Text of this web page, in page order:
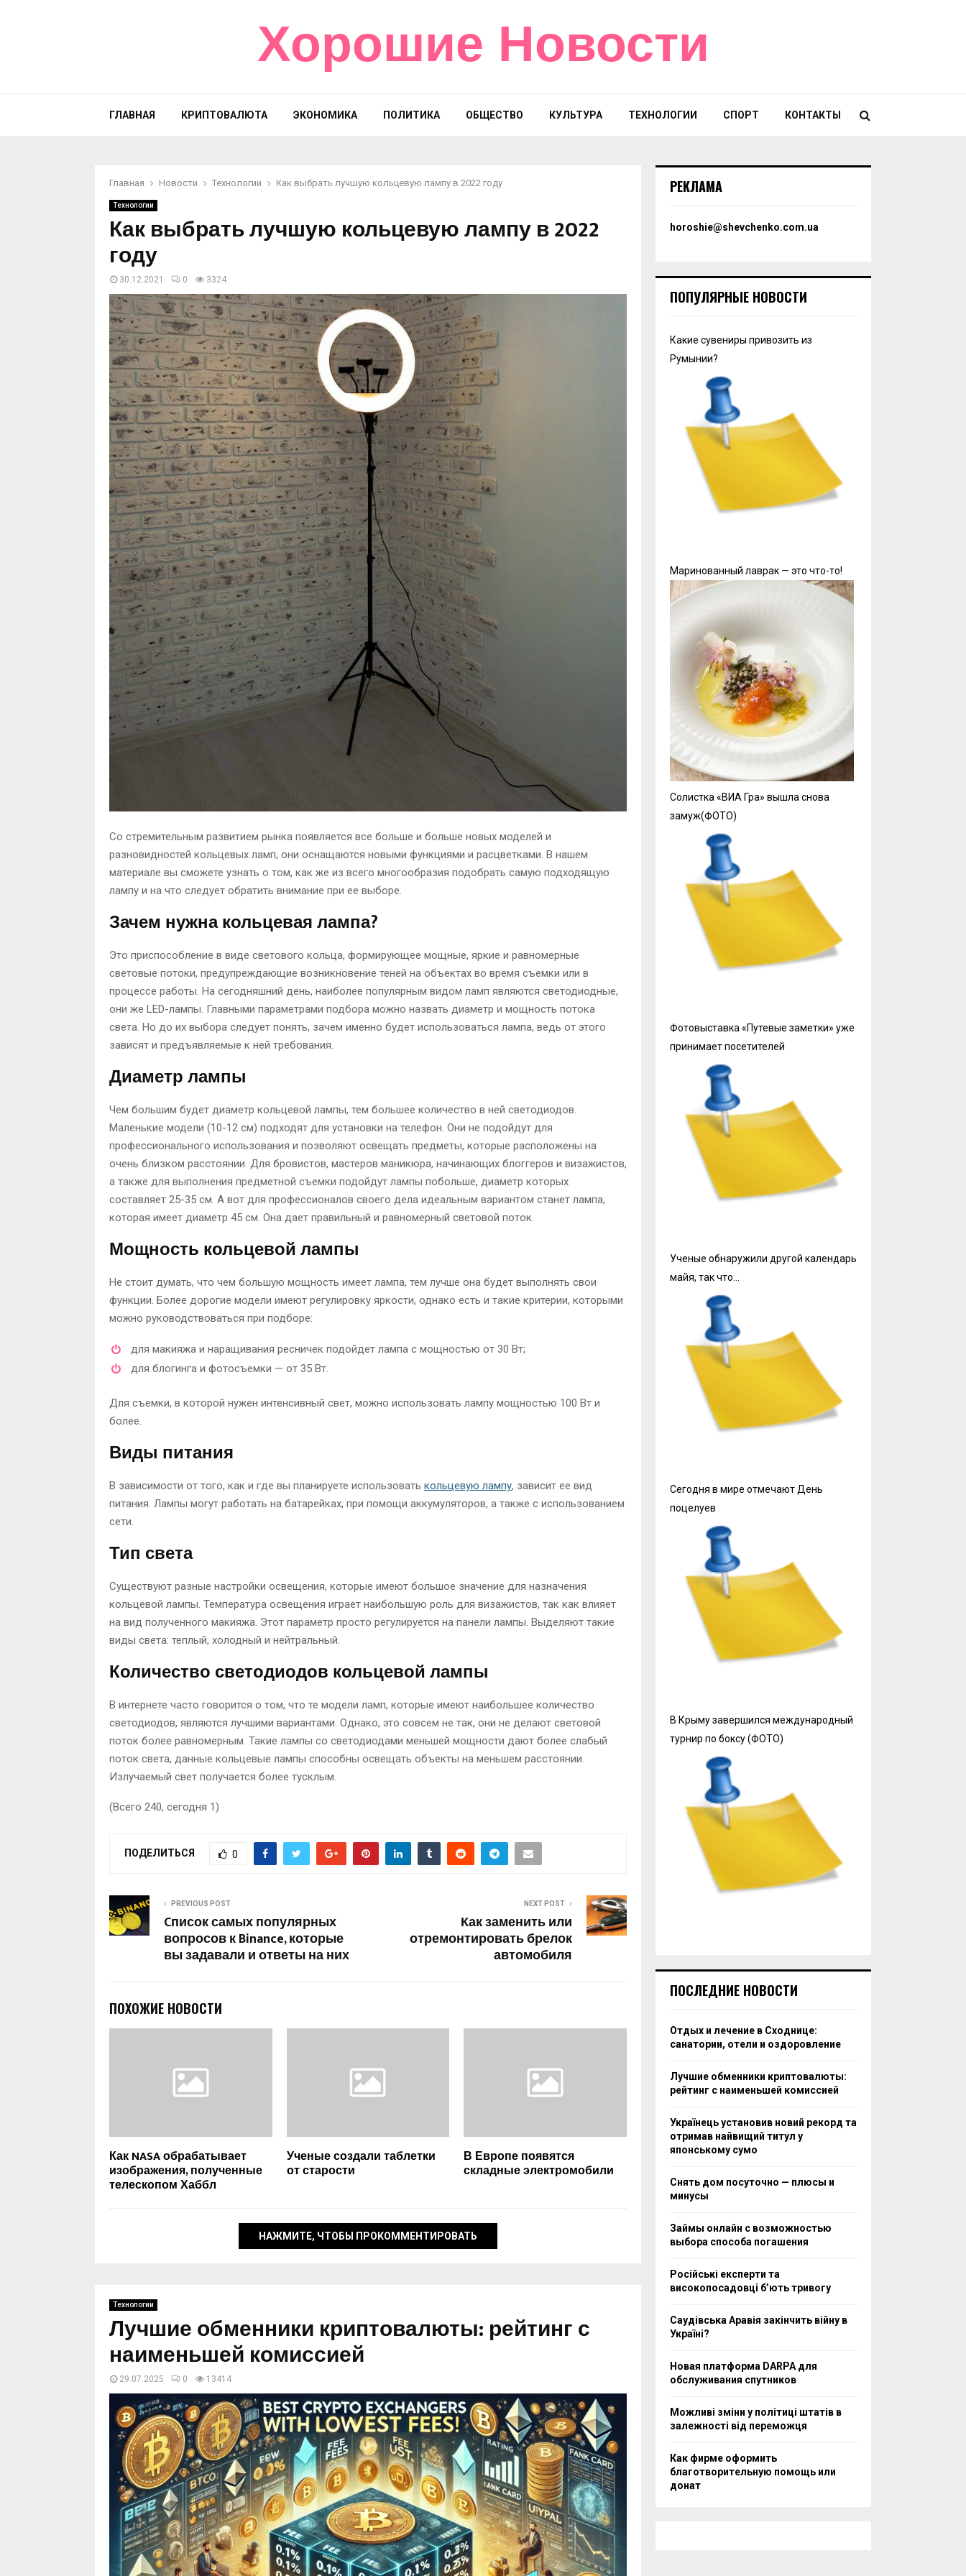
Хорошие Новости
ГЛАВНАЯ КРИПТОВАЛЮТА ЭКОНОМИКА ПОЛИТИКА ОБЩЕСТВО КУЛЬТУРА ТЕХНОЛОГИИ СПОРТ КОНТАКТЫ
Главная Новости Технологии Как выбрать лучшую кольцевую лампу в 2022 году
Технологии
Как выбрать лучшую кольцевую лампу в 2022
году
30.12.2021 0 3324
Со стремительным развитием рынка появляется все больше и больше новых моделей и
разновидностей кольцевых ламп, они оснащаются новыми функциями и расцветками. В нашем
материале вы сможете узнать о том, как же из всего многообразия подобрать самую подходящую
лампу и на что следует обратить внимание при ее выборе.
Зачем нужна кольцевая лампа?
Это приспособление в виде светового кольца, формирующее мощные, яркие и равномерные
световые потоки, предупреждающие возникновение теней на объектах во время съемки или в
процессе работы. На сегодняшний день, наиболее популярным видом ламп являются светодиодные,
они же LED-лампы. Главными параметрами подбора можно назвать диаметр и мощность потока
света. Но до их выбора следует понять, зачем именно будет использоваться лампа, ведь от этого
зависят и предъявляемые к ней требования.
Диаметр лампы
Чем большим будет диаметр кольцевой лампы, тем большее количество в ней светодиодов.
Маленькие модели (10-12 см) подходят для установки на телефон. Они не подойдут для
профессионального использования и позволяют освещать предметы, которые расположены на
очень близком расстоянии. Для бровистов, мастеров маникюра, начинающих блоггеров и визажистов,
а также для выполнения предметной съемки подойдут лампы побольше, диаметр которых
составляет 25-35 см. А вот для профессионалов своего дела идеальным вариантом станет лампа,
которая имеет диаметр 45 см. Она дает правильный и равномерный световой поток.
Мощность кольцевой лампы
Не стоит думать, что чем большую мощность имеет лампа, тем лучше она будет выполнять свои
функции. Более дорогие модели имеют регулировку яркости, однако есть и такие критерии, которыми
можно руководствоваться при подборе:
для макияжа и наращивания ресничек подойдет лампа с мощностью от 30 Вт;
для блогинга и фотосъемки — от 35 Вт.
Для съемки, в которой нужен интенсивный свет, можно использовать лампу мощностью 100 Вт и
более.
Виды питания
В зависимости от того, как и где вы планируете использовать кольцевую лампу, зависит ее вид
питания. Лампы могут работать на батарейках, при помощи аккумуляторов, а также с использованием
сети.
Тип света
Существуют разные настройки освещения, которые имеют большое значение для назначения
кольцевой лампы. Температура освещения играет наибольшую роль для визажистов, так как влияет
на вид полученного макияжа. Этот параметр просто регулируется на панели лампы. Выделяют такие
виды света: теплый, холодный и нейтральный.
Количество светодиодов кольцевой лампы
В интернете часто говорится о том, что те модели ламп, которые имеют наибольшее количество
светодиодов, являются лучшими вариантами. Однако, это совсем не так, они не делают световой
поток более равномерным. Такие лампы со светодиодами меньшей мощности дают более слабый
поток света, данные кольцевые лампы способны освещать объекты на меньшем расстоянии.
Излучаемый свет получается более тусклым.
(Всего 240, сегодня 1)
ПОДЕЛИТЬСЯ 0
PREVIOUS POST
Cписок самых популярных
вопросов к Binance, которые
вы задавали и ответы на них
NEXT POST
Как заменить или
отремонтировать брелок
автомобиля
ПОХОЖИЕ НОВОСТИ
Как NASA обрабатывает
изображения, полученные
телескопом Хаббл
Ученые создали таблетки
от старости
В Европе появятся
складные электромобили
НАЖМИТЕ, ЧТОБЫ ПРОКОММЕНТИРОВАТЬ
Технологии
Лучшие обменники криптовалюты: рейтинг с
наименьшей комиссией
29.07.2025 0 13414
РЕКЛАМА
horoshie@shevchenko.com.ua
ПОПУЛЯРНЫЕ НОВОСТИ
Какие сувениры привозить из
Румынии?
Маринованный лаврак — это что-то!
Солистка «ВИА Гра» вышла снова
замуж(ФОТО)
Фотовыставка «Путевые заметки» уже
принимает посетителей
Ученые обнаружили другой календарь
майя, так что…
Сегодня в мире отмечают День
поцелуев
В Крыму завершился международный
турнир по боксу (ФОТО)
ПОСЛЕДНИЕ НОВОСТИ
Отдых и лечение в Сходнице:
санатории, отели и оздоровление
Лучшие обменники криптовалюты:
рейтинг с наименьшей комиссией
Українець установив новий рекорд та
отримав найвищий титул у
японському сумо
Снять дом посуточно — плюсы и
минусы
Займы онлайн с возможностью
выбора способа погашения
Російські експерти та
високопосадовці бʼють тривогу
Саудівська Аравія закінчить війну в
Україні?
Новая платформа DARPA для
обслуживания спутников
Можливі зміни у політиці штатів в
залежності від переможця
Как фирме оформить
благотворительную помощь или
донат